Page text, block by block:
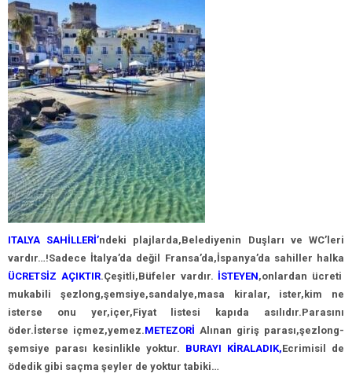
ITALYA SAHİLLERİ’ndeki plajlarda,Belediyenin Duşları ve WC’leri
vardır…!Sadece İtalya’da değil Fransa’da,İspanya’da sahiller halka
ÜCRETSİZ AÇIKTIR.Çeşitli,Büfeler vardır. İSTEYEN,onlardan ücreti
mukabili şezlong,şemsiye,sandalye,masa kiralar, ister,kim ne
isterse onu yer,içer,Fiyat listesi kapıda asılıdır.Parasını
öder.İsterse içmez,yemez.METEZORİ Alınan giriş parası,şezlong-
şemsiye parası kesinlikle yoktur. BURAYI KİRALADIK,Ecrimisil de
ödedik gibi saçma şeyler de yoktur tabiki…